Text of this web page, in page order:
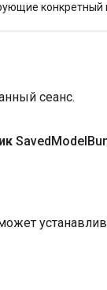
конкретный
сеанс.
SavedModel